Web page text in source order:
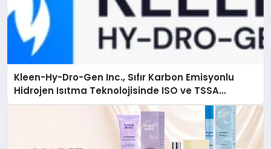
Kleen-Hy-Dro-Gen Inc., Sıfır Karbon Emisyonlu
Hidrojen Isıtma Teknolojisinde ISO ve TSSA
Düzenleyici Onaylarını Aldı